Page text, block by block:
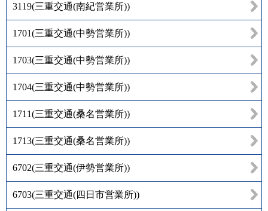
3119(三重交通(南紀営業所))
1701(三重交通(中勢営業所))
1703(三重交通(中勢営業所))
1704(三重交通(中勢営業所))
1711(三重交通(桑名営業所))
1713(三重交通(桑名営業所))
6702(三重交通(伊勢営業所))
6703(三重交通(四日市営業所))